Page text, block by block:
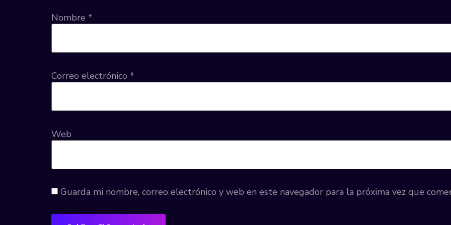
Nombre *
Correo electrónico *
Web
Guarda mi nombre, correo electrónico y web en este navegador para la próxima vez que